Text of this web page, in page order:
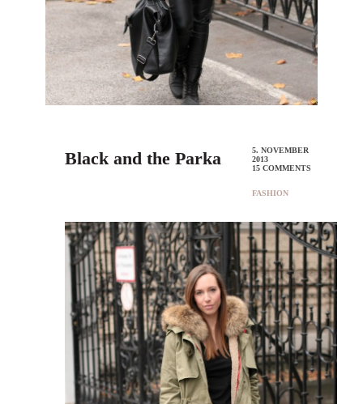
Black and the Parka
5. NOVEMBER
2013
15 COMMENTS
FASHION